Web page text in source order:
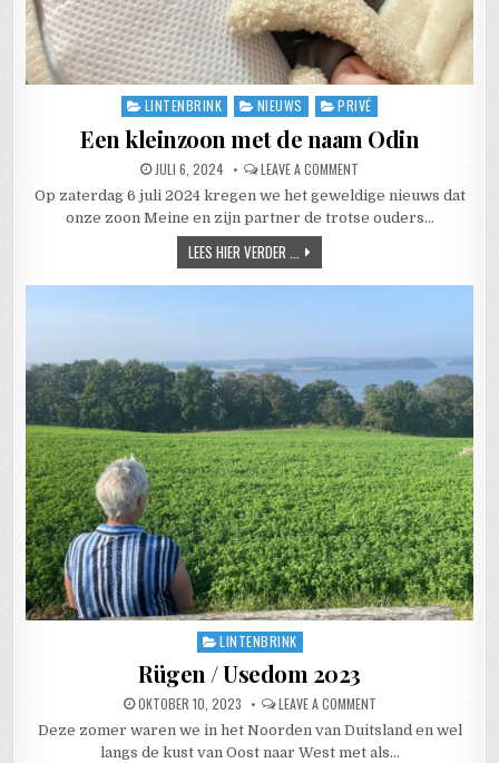
Posted in
LINTENBRINK NIEUWS PRIVÉ
Een kleinzoon met de naam Odin
PUBLISHED DATE:
JULI 6, 2024 LEAVE A COMMENT
Op zaterdag 6 juli 2024 kregen we het geweldige nieuws dat
onze zoon Meine en zijn partner de trotse ouders…
LEES HIER VERDER ... EEN KLEINZOON MET DE NAAM ODIN
Posted in
LINTENBRINK
Rügen / Usedom 2023
PUBLISHED DATE:
OKTOBER 10, 2023 LEAVE A COMMENTON RÜGEN / USEDOM
Deze zomer waren we in het Noorden van Duitsland en wel
langs de kust van Oost naar West met als…